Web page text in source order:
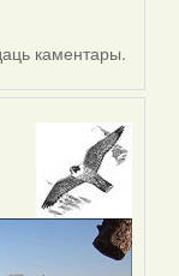
каментары.